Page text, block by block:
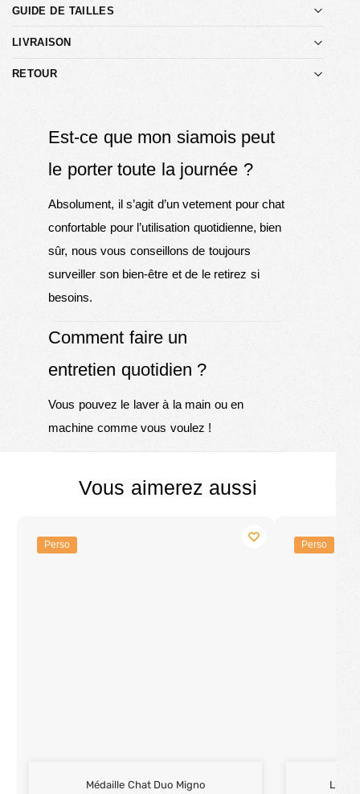
GUIDE DE TAILLES
LIVRAISON
RETOUR
Est-ce que mon siamois peut
le porter toute la journée ?
Absolument, il s’agit d’un vetement pour chat
confortable pour l’utilisation quotidienne, bien
sûr, nous vous conseillons de toujours
surveiller son bien-être et de le retirez si
besoins.
Comment faire un
entretien quotidien ?
Vous pouvez le laver à la main ou en
machine comme vous voulez !
Vous aimerez aussi
Perso
Médaille Chat Duo Migno
Perso
Lit &